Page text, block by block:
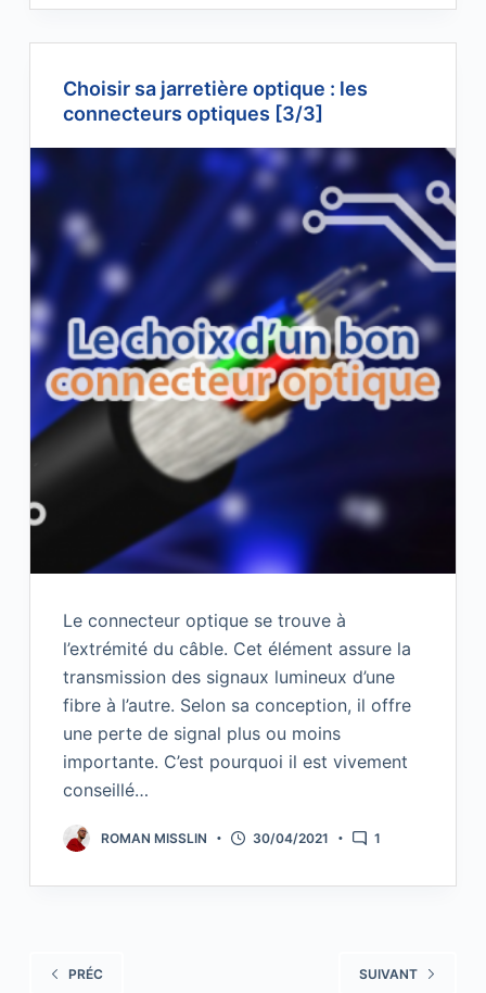
Choisir sa jarretière optique : les
connecteurs optiques [3/3]
Le connecteur optique se trouve à
l’extrémité du câble. Cet élément assure la
transmission des signaux lumineux d’une
fibre à l’autre. Selon sa conception, il offre
une perte de signal plus ou moins
importante. C’est pourquoi il est vivement
conseillé…
ROMAN MISSLIN 30/04/2021 1
PRÉC SUIVANT